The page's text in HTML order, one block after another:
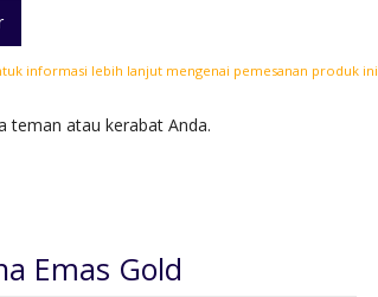
informasi lebih lanjut mengenai pemesanan produk ini.
teman atau kerabat Anda.
Emas Gold